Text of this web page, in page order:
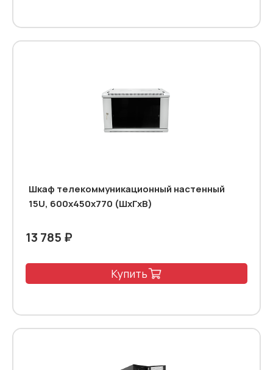
Шкаф телекоммуникационный настенный
15U, 600х450х770 (ШхГхВ)
13 785 ₽
Купить